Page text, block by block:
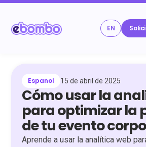
EN
Espanol 15 de abril de 2025
Cómo usar la
para optimizar la
de tu evento
Aprende a usar la analítica web